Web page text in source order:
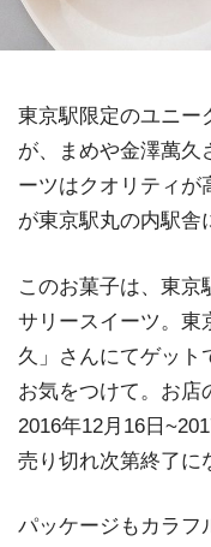
東京駅限定のユニー
が、まめや金澤萬久
ーツはクオリティが
が東京駅丸の内駅舎
このお菓子は、東京
サリースイーツ。東
久」さんにてゲット
お気をつけて。お店
2016年12月16日
売り切れ次第終了に
パッケージもカラ